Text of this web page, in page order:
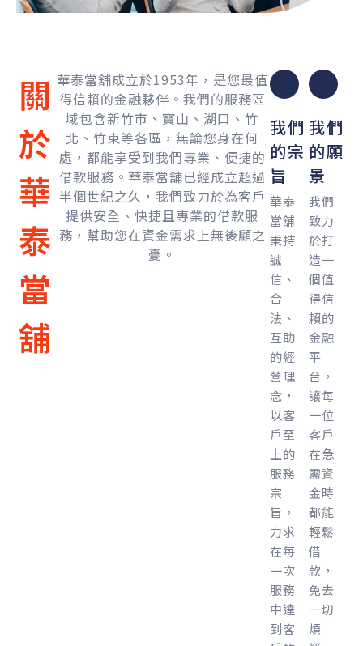
關
於
華
泰
當
舖
華泰當舖成立於1953年，是您最值
得信賴的金融夥伴。我們的服務區
域包含新竹市、寶山、湖口、竹
北、竹東等各區，無論您身在何
處，都能享受到我們專業、便捷的
借款服務。華泰當舖已經成立超過
半個世紀之久，我們致力於為客戶
提供安全、快捷且專業的借款服
務，幫助您在資金需求上無後顧之
憂。
我們
的宗
旨
華泰
當舖
秉持
誠
信、
合
法、
互助
的經
營理
念，
以客
戶至
上的
服務
宗
旨，
力求
在每
一次
服務
中達
到客
我們
的願
景
我們
致力
於打
造一
個值
得信
賴的
金融
平
台，
讓每
一位
客戶
在急
需資
金時
都能
輕鬆
借
款，
免去
一切
煩